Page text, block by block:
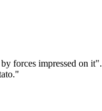
forces impressed on it".